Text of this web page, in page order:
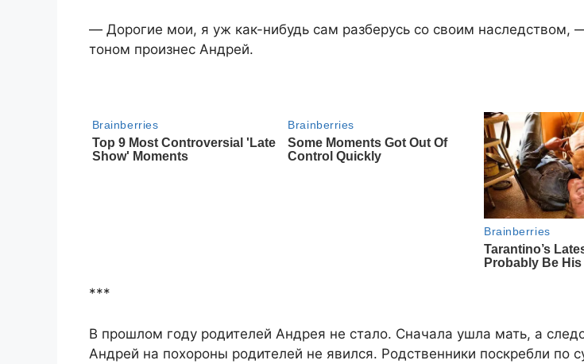
― Дорогие мои, я уж как-нибудь сам разберусь со своим наследством,
тоном произнес Андрей.
***
В прошлом году родителей Андрея не стало. Сначала ушла мать, а
Андрей на похороны родителей не явился. Родственники поскребли по